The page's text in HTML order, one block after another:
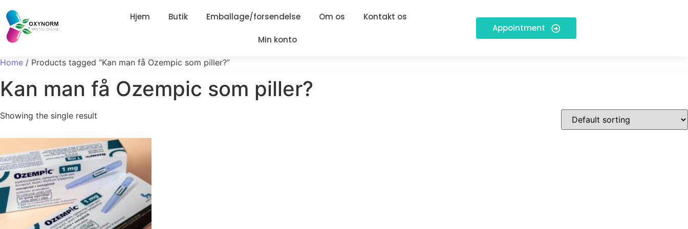
Hjem Butik Emballage/forsendelse Om os Kontakt os
Min konto
Appointment
Home / Products tagged “Kan man få Ozempic som piller?”
Kan man få Ozempic som piller?
Showing the single result